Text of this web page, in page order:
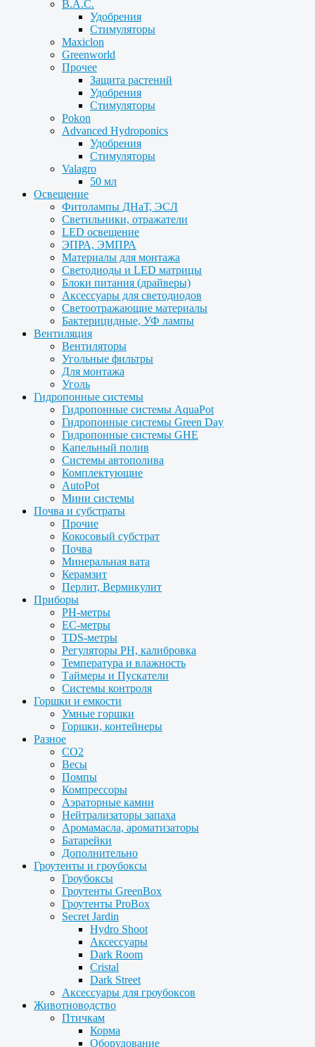
B.A.C.
Удобрения
Стимуляторы
Maxiclon
Greenworld
Прочее
Защита растений
Удобрения
Стимуляторы
Pokon
Advanced Hydroponics
Удобрения
Стимуляторы
Valagro
50 мл
Освещение
Фитолампы ДНаТ, ЭСЛ
Светильники, отражатели
LED освещение
ЭПРА, ЭМПРА
Материалы для монтажа
Светодиоды и LED матрицы
Блоки питания (драйверы)
Аксессуары для светодиодов
Светоотражающие материалы
Бактерицидные, УФ лампы
Вентиляция
Вентиляторы
Угольные фильтры
Для монтажа
Уголь
Гидропонные системы
Гидропонные системы AquaPot
Гидропонные системы Green Day
Гидропонные системы GHE
Капельный полив
Системы автополива
Комплектующие
AutoPot
Мини системы
Почва и субстраты
Прочие
Кокосовый субстрат
Почва
Минеральная вата
Керамзит
Перлит, Вермикулит
Приборы
PH-метры
EC-метры
TDS-метры
Регуляторы PH, калибровка
Температура и влажность
Таймеры и Пускатели
Системы контроля
Горшки и емкости
Умные горшки
Горшки, контейнеры
Разное
CO2
Весы
Помпы
Компрессоры
Аэраторные камни
Нейтрализаторы запаха
Аромамасла, ароматизаторы
Батарейки
Дополнительно
Гроутенты и гроубоксы
Гроубоксы
Гроутенты GreenBox
Гроутенты ProBox
Secret Jardin
Hydro Shoot
Аксессуары
Dark Room
Cristal
Dark Street
Аксессуары для гроубоксов
Животноводство
Птичкам
Корма
Оборудование